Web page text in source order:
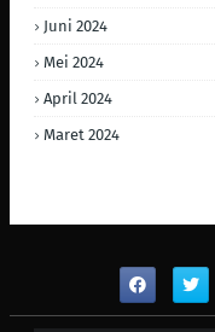
Juni 2024
Mei 2024
April 2024
Maret 2024